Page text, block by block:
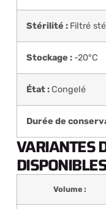
Stérilité : Filtré
Stockage : -20°C
État : Congelé
Durée de
VARIANTES
Volume :